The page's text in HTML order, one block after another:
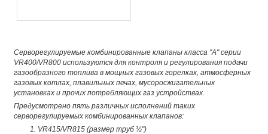
Серворегулируемые комбинированные клапаны класса "A" серии
VR400/VR800 используются для контроля и регулирования подачи
газообразного топлива в мощных газовых горелках, атмосферных
газовых котлах, плавильных печах, мусоросжигательных
установках и прочих потребляющих газ устройствах.
Предусмотрено пять различных исполнений таких
серворегулируемых комбинированных клапанов:
VR415/VR815 (размер труб ½")